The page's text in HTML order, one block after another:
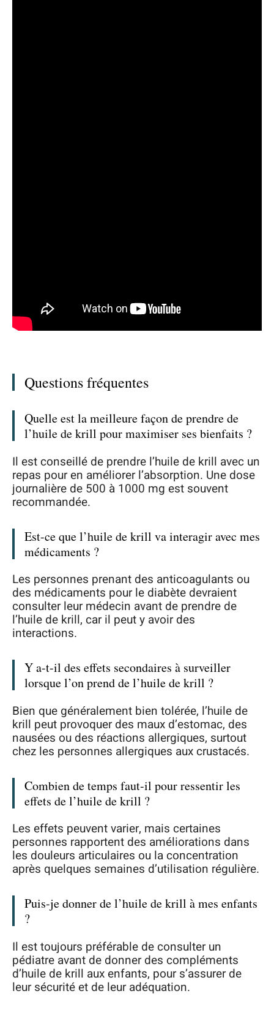
Questions fréquentes
Quelle est la meilleure façon de prendre de
l’huile de krill pour maximiser ses bienfaits ?
Il est conseillé de prendre l’huile de krill avec un
repas pour en améliorer l’absorption. Une dose
journalière de 500 à 1000 mg est souvent
recommandée.
Est-ce que l’huile de krill va interagir avec mes
médicaments ?
Les personnes prenant des anticoagulants ou
des médicaments pour le diabète devraient
consulter leur médecin avant de prendre de
l’huile de krill, car il peut y avoir des
interactions.
Y a-t-il des effets secondaires à surveiller
lorsque l’on prend de l’huile de krill ?
Bien que généralement bien tolérée, l’huile de
krill peut provoquer des maux d’estomac, des
nausées ou des réactions allergiques, surtout
chez les personnes allergiques aux crustacés.
Combien de temps faut-il pour ressentir les
effets de l’huile de krill ?
Les effets peuvent varier, mais certaines
personnes rapportent des améliorations dans
les douleurs articulaires ou la concentration
après quelques semaines d’utilisation régulière.
Puis-je donner de l’huile de krill à mes enfants
?
Il est toujours préférable de consulter un
pédiatre avant de donner des compléments
d’huile de krill aux enfants, pour s’assurer de
leur sécurité et de leur adéquation.